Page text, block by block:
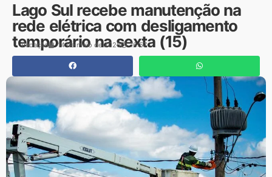
Lago Sul recebe manutenção na
rede elétrica com desligamento
temporário na sexta (15)
Redação 14 de maio de 2026 16:57